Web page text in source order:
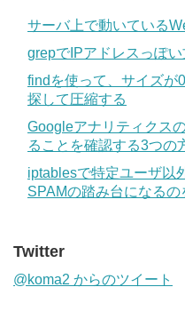
サーバ上で動いている
grepでIPアドレスっぽ
findを使って、サイズが
探して圧縮する
Googleアナリティクス
ることを確認する3つの
iptablesで特定ユーザ以
SPAMの踏み台になるの
Twitter
@koma2 からのツイート